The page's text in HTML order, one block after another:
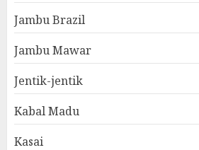
Jambu Brazil
Jambu Mawar
Jentik-jentik
Kabal Madu
Kasai